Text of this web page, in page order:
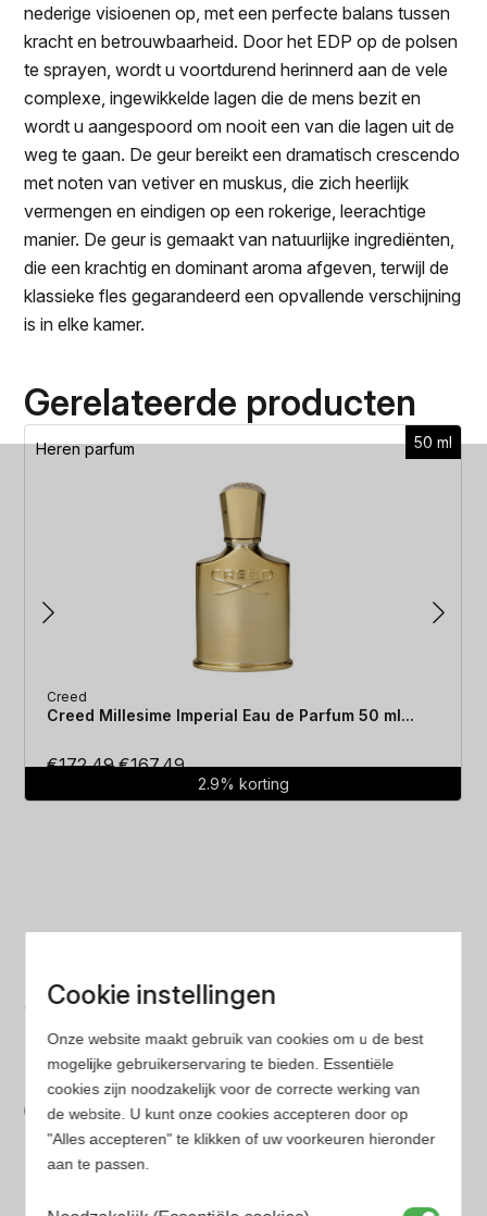
nederige visioenen op, met een perfecte balans tussen
kracht en betrouwbaarheid. Door het EDP op de polsen
te sprayen, wordt u voortdurend herinnerd aan de vele
complexe, ingewikkelde lagen die de mens bezit en
wordt u aangespoord om nooit een van die lagen uit de
weg te gaan. De geur bereikt een dramatisch crescendo
met noten van vetiver en muskus, die zich heerlijk
vermengen en eindigen op een rokerige, leerachtige
manier. De geur is gemaakt van natuurlijke ingrediënten,
die een krachtig en dominant aroma afgeven, terwijl de
klassieke fles gegarandeerd een opvallende verschijning
is in elke kamer.
Gerelateerde producten
50 ml
Heren parfum
Creed
Creed Millesime Imperial Eau de Parfum 50 ml...
€172.49Oorspronkelijke
€167.49Huidige
prijs
2.9% korting
van verschillende websites
Gemakkelijk zoeken
Op onze website vind je eenvoudig je favoriete
parfum met onze geavanceerde zoekfilters
Cookie instellingen
Onze website maakt gebruik van cookies om u de best
mogelijke gebruikerservaring te bieden. Essentiële
cookies zijn noodzakelijk voor de correcte werking van
de website. U kunt onze cookies accepteren door op
"Alles accepteren" te klikken of uw voorkeuren hieronder
aan te passen.